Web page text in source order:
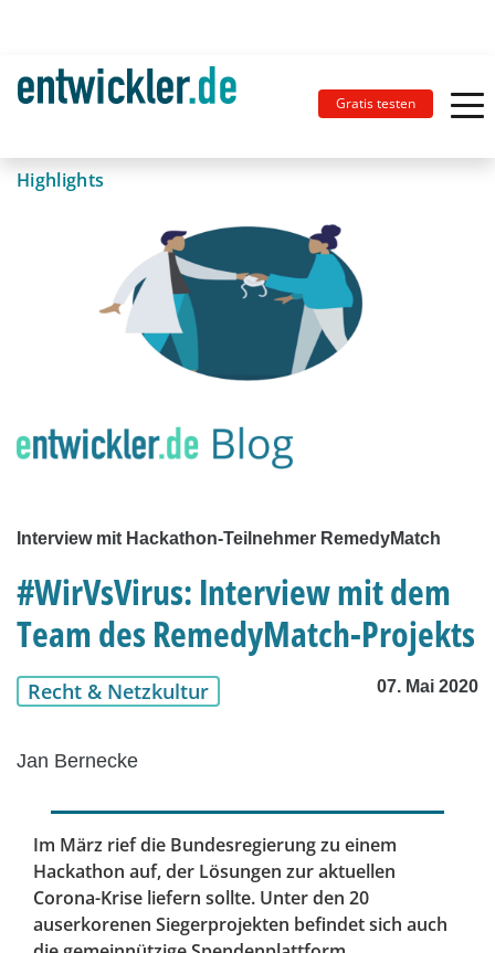
Gratis testen
Highlights
Interview mit Hackathon-Teilnehmer RemedyMatch
#WirVsVirus: Interview mit dem
Team des RemedyMatch-Projekts
Recht & Netzkultur 07. Mai 2020
Jan Bernecke
Im März rief die Bundesregierung zu einem
Hackathon auf, der Lösungen zur aktuellen
Corona-Krise liefern sollte. Unter den 20
auserkorenen Siegerprojekten befindet sich auch